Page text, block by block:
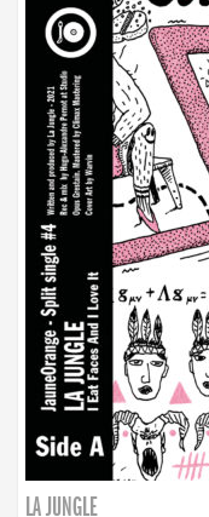
LA JUNGLE